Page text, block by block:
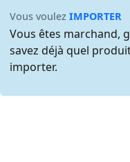
Vous voulezIMPORTER
Vous êtes marchand,
savez déjà quel
importer.